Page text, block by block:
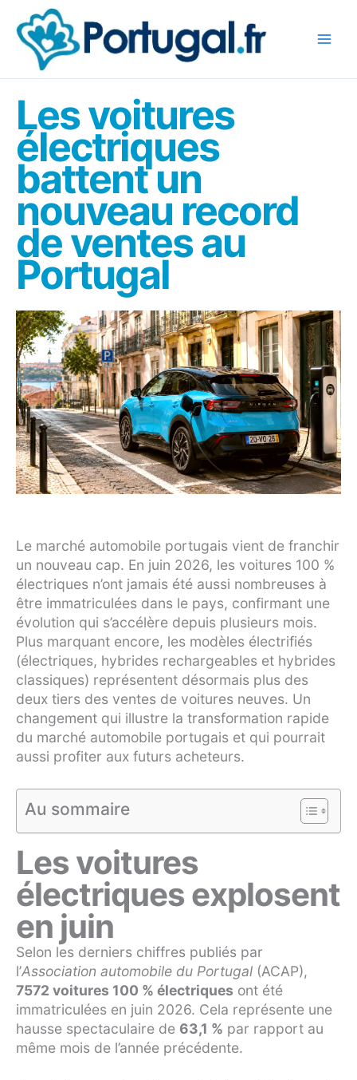
contenu
Les voitures
électriques
battent un
nouveau record
de ventes au
Portugal
Le marché automobile portugais vient de franchir
un nouveau cap. En juin 2026, les voitures 100 %
électriques n’ont jamais été aussi nombreuses à
être immatriculées dans le pays, confirmant une
évolution qui s’accélère depuis plusieurs mois.
Plus marquant encore, les modèles électrifiés
(électriques, hybrides rechargeables et hybrides
classiques) représentent désormais plus des
deux tiers des ventes de voitures neuves. Un
changement qui illustre la transformation rapide
du marché automobile portugais et qui pourrait
aussi profiter aux futurs acheteurs.
Au sommaire
Les voitures
électriques explosent
en juin
Selon les derniers chiffres publiés par
l’Association automobile du Portugal (ACAP),
7572 voitures 100 % électriques ont été
immatriculées en juin 2026. Cela représente une
hausse spectaculaire de 63,1 % par rapport au
même mois de l’année précédente.